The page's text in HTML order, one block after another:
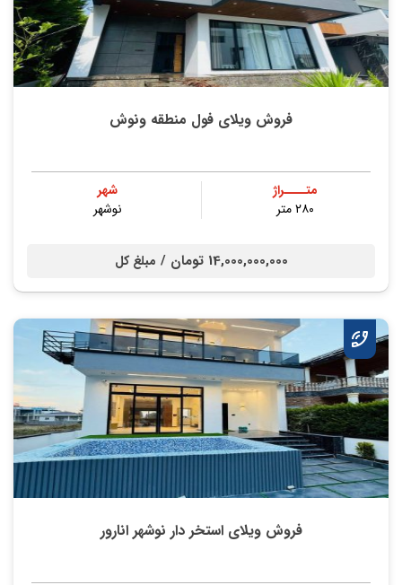
فروش ویلای فول منطقه ونوش
متــــراژ
۲۸۰ متر
شهر
نوشهر
14,000,000,000 تومان / مبلغ کل
فروش ویلای استخر دار نوشهر انارور